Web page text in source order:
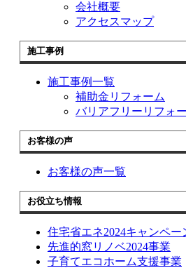
会社概要
アクセスマップ
施工事例
施工事例一覧
補助金リフォーム
バリアフリーリフォ
お客様の声
お客様の声一覧
お役立ち情報
住宅省エネ2024キャンペー
先進的窓リノベ2024事業
子育てエコホーム支援事業